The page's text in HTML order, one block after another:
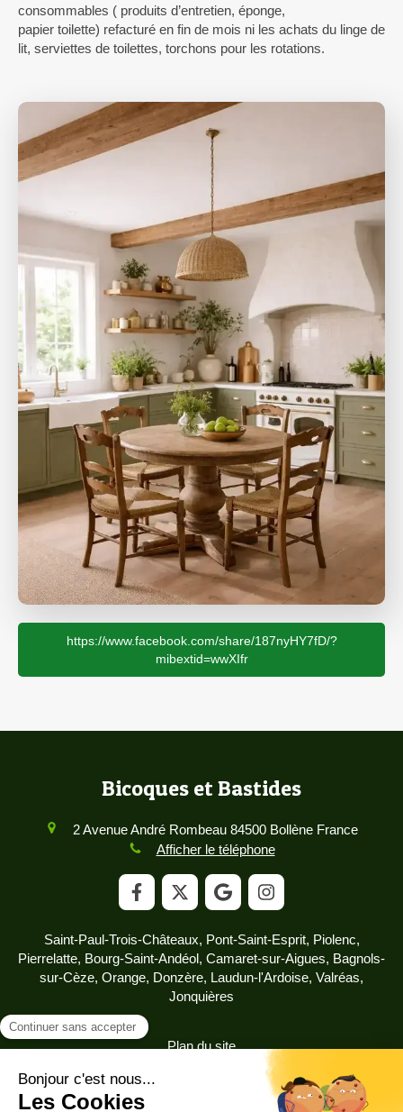
consommables ( produits d’entretien, éponge,
papier toilette) refacturé en fin de mois ni les achats du linge de
lit, serviettes de toilettes, torchons pour les rotations.
https://www.facebook.com/share/187nyHY7fD/?
mibextid=wwXIfr
Bicoques et Bastides
2 Avenue André Rombeau 84500 Bollène France
Afficher le téléphone
Saint-Paul-Trois-Châteaux, Pont-Saint-Esprit, Piolenc,
Pierrelatte, Bourg-Saint-Andéol, Camaret-sur-Aigues, Bagnols-
sur-Cèze, Orange, Donzère, Laudun-l'Ardoise, Valréas,
Jonquières
Plan du site
©2025 Bicoques et Bastides - Immobilier